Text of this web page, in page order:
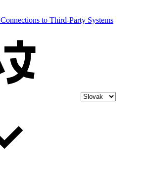
Connections to Third-Party Systems